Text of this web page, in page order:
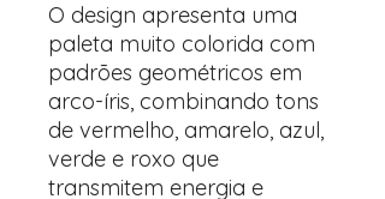
O design apresenta uma
paleta muito colorida com
padrões geométricos em
arco-íris, combinando tons
de vermelho, amarelo, azul,
verde e roxo que
transmitem energia e